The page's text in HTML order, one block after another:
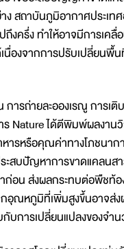
สถาบันภูมิอากาศประเท
ครึ่ง ทำให้อาจมีการเค
องจากการปรับเปลี่ยนพื้
ารถ่ายละอองเรณู การเ
Nature ได้ตีพิมพ์ผลงาน
หรือคุณค่าทางโภชนาก
ะสบปัญหาการขาดแคลน
ก่อน ส่งผลกระทบต่อพืช
อุณหภูมิที่เพิ่มสูงขึ้นอาจส่ง
การเปลี่ยนแปลงของจำ